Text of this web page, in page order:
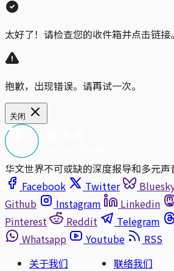
太好了！请检查您的收件箱并点击链接。
抱歉，出现错误。请再试一次。
关闭
华文世界不可或缺的深度报导和多元声
Facebook
Twitter
Github
Instagram Linkedin
Pinterest
Reddit Telegram
Whatsapp
Youtube
RSS
关于我们
联络我们